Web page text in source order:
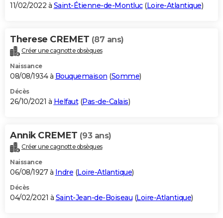
11/02/2022 à Saint-Étienne-de-Montluc(Loire-Atlantique)
Therese CREMET (87 ans)
Créer une cagnotte obsèques
Naissance
08/08/1934 à Bouquemaison (Somme)
Décès
26/10/2021 à Helfaut(Pas-de-Calais)
Annik CREMET (93 ans)
Créer une cagnotte obsèques
Naissance
06/08/1927 à Indre (Loire-Atlantique)
Décès
04/02/2021 à Saint-Jean-de-Boiseau (Loire-Atlantique)